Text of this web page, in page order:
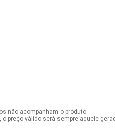
não acompanham o produto.
preço válido será sempre aquele